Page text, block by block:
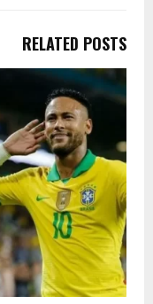
RELATED POSTS